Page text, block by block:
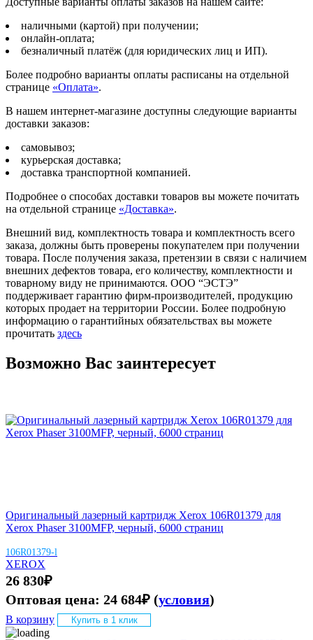
наличными (картой) при получении;
онлайн-оплата;
безналичный платёж (для юридических лиц и ИП).
Более подробно варианты оплаты расписаны на отдельной
странице «Оплата».
В нашем интернет-магазине доступны следующие варианты
доставки заказов:
самовывоз;
курьерская доставка;
доставка транспортной компанией.
Подробнее о способах доставки товаров вы можете почитать
на отдельной странице «Доставка».
Внешний вид, комплектность товара и комплектность всего
заказа, должны быть проверены покупателем при получении
товара. После получения заказа, претензии в связи с наличием
внешних дефектов товара, его количеству, комплектности и
товарному виду не принимаются. ООО “ЭСТЭ”
поддерживает гарантию фирм-производителей, продукцию
которых продает на территории России. Более подробную
информацию о гарантийных обязательствах вы можете
прочитать здесь
Возможно Вас заинтересует
Оригинальный лазерный картридж Xerox 106R01379 для
Xerox Phaser 3100MFP, черный, 6000 страниц
106R01379-l
XEROX
26 830₽
Оптовая цена: 24 684₽ (условия)
В корзину Купить в 1 клик